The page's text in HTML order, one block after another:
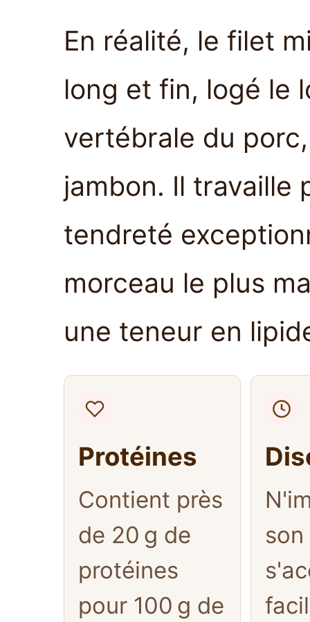
En réalité, le filet
long et fin, logé le
vertébrale du
jambon. Il travaille
tendreté
morceau le plus
une teneur en
Protéines
Contient près
de 20 g de
protéines
pour 100 g de